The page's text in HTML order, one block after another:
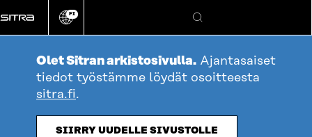
suoraan
sisältöön
Vaihda
kieli
FI
Hae
Olet Sitran arkistosivulla. Ajantasaiset
tiedot työstämme löydät osoitteesta
sitra.fi.
SIIRRY UUDELLE SIVUSTOLLE